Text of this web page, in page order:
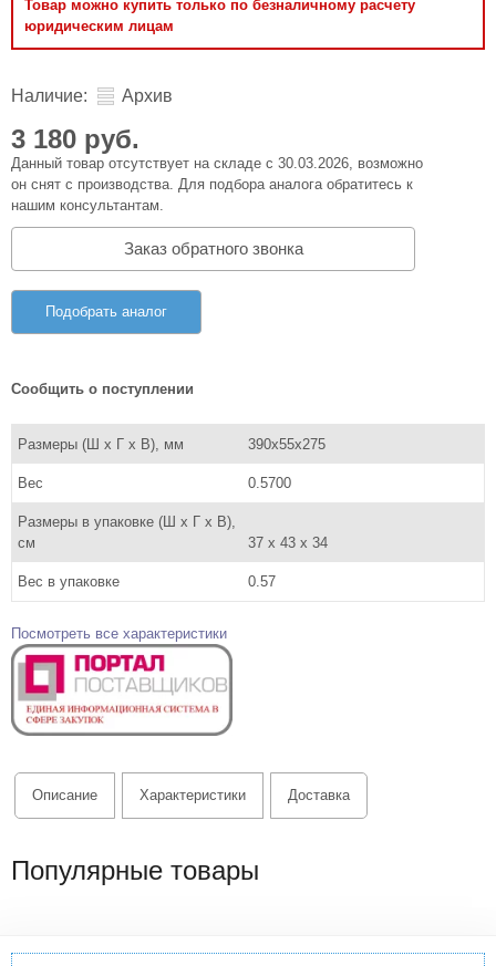
Товар можно купить только по безналичному расчету
юридическим лицам
Наличие: Архив
3 180 руб.
Данный товар отсутствует на складе с 30.03.2026, возможно
он снят с производства. Для подбора аналога обратитесь к
нашим консультантам.
Заказ обратного звонка
Подобрать аналог
Сообщить о поступлении
Размеры (Ш x Г x В), мм 390x55x275
Вес 0.5700
Размеры в упаковке (Ш x Г x В),
см
37 x 43 x 34
Вес в упаковке 0.57
Посмотреть все характеристики
Описание Характеристики Доставка
Популярные товары